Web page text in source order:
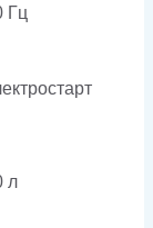
Гц
л